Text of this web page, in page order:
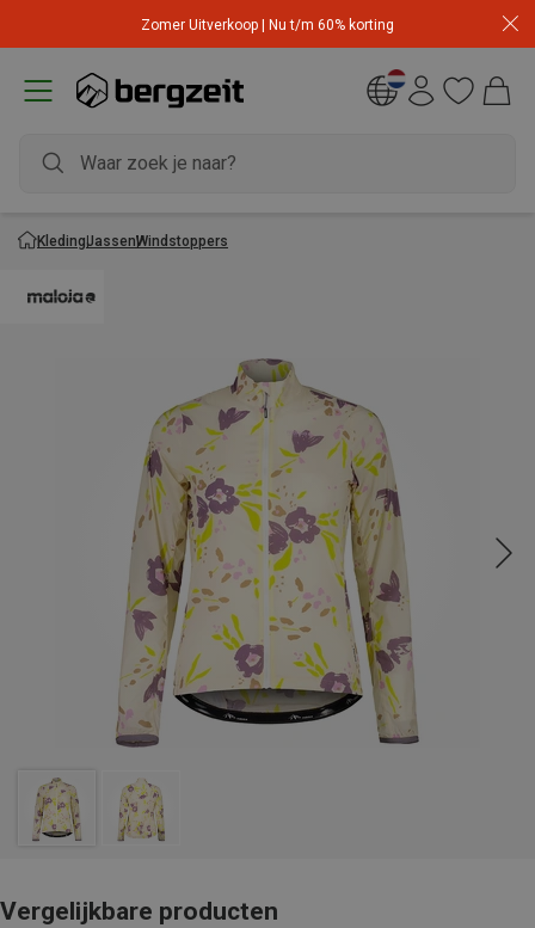
Zomer Uitverkoop | Nu t/m 60% korting
KledingJassenWindstoppers
Vergelijkbare producten